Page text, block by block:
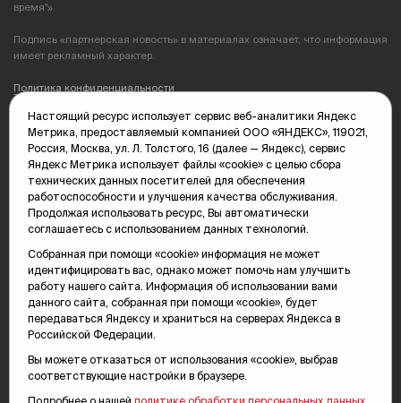
время"».
Подпись «партнерская новость» в материалах означает, что информация
имеет рекламный характер.
Политика конфиденциальности
Редакция: 625035, Тюмень, пр. Геологоразведчиков, 28А
(3452) 68-89-05
edit@vsluh.ru
Главный редактор: Панкина Т.Ю.
kika@vsluh.ru
По вопросам рекламы:
(3452) 68-89-78
kotovaev@sibinformburo.ru
mim@vsluh.ru
Настоящий ресурс использует сервис веб-аналитики Яндекс
Метрика, предоставляемый компанией ООО «ЯНДЕКС», 119021,
Россия, Москва, ул. Л. Толстого, 16 (далее — Яндекс), сервис
Яндекс Метрика использует файлы «cookie» с целью сбора
технических данных посетителей для обеспечения
работоспособности и улучшения качества обслуживания.
Продолжая использовать ресурс, Вы автоматически
соглашаетесь с использованием данных технологий.
Собранная при помощи «cookie» информация не может
идентифицировать вас, однако может помочь нам улучшить
работу нашего сайта. Информация об использовании вами
данного сайта, собранная при помощи «cookie», будет
передаваться Яндексу и храниться на серверах Яндекса в
Российской Федерации.
Вы можете отказаться от использования «cookie», выбрав
соответствующие настройки в браузере.